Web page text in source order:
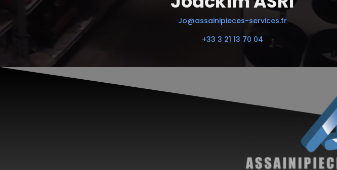
Jo@assainipieces-services.fr
+33 3 21 13 70 04